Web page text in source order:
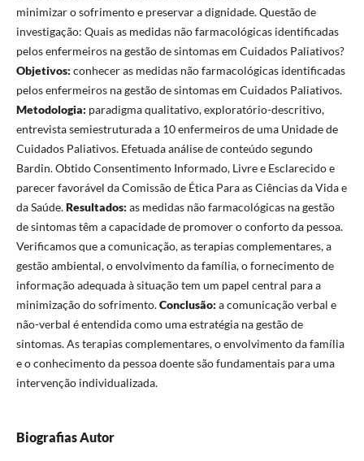
minimizar o sofrimento e preservar a dignidade. Questão de
investigação: Quais as medidas não farmacológicas identificadas
pelos enfermeiros na gestão de sintomas em Cuidados Paliativos?
Objetivos: conhecer as medidas não farmacológicas identificadas
pelos enfermeiros na gestão de sintomas em Cuidados Paliativos.
Metodologia: paradigma qualitativo, exploratório-descritivo,
entrevista semiestruturada a 10 enfermeiros de uma Unidade de
Cuidados Paliativos. Efetuada análise de conteúdo segundo
Bardin. Obtido Consentimento Informado, Livre e Esclarecido e
parecer favorável da Comissão de Ética Para as Ciências da Vida e
da Saúde.Resultados: as medidas não farmacológicas na gestão
de sintomas têm a capacidade de promover o conforto da pessoa.
Verificamos que a comunicação, as terapias complementares, a
gestão ambiental, o envolvimento da família, o fornecimento de
informação adequada à situação tem um papel central para a
minimização do sofrimento.Conclusão: a comunicação verbal e
não-verbal é entendida como uma estratégia na gestão de
sintomas. As terapias complementares, o envolvimento da família
e o conhecimento da pessoa doente são fundamentais para uma
intervenção individualizada.
Biografias Autor